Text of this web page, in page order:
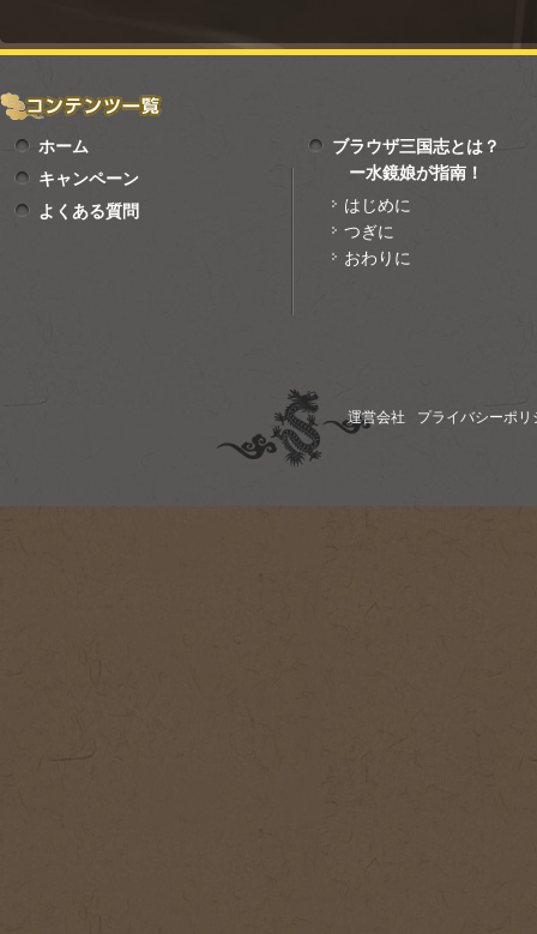
ホーム
キャンペーン
よくある質問
ブラウザ三国志とは？
ー水鏡娘が指南！
はじめに
つぎに
おわりに
運営会社 プライバシーポリ